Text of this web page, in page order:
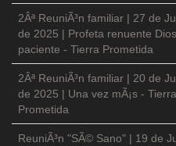
2Âª ReuniÃ³n familiar | 27 de
de 2025 | Profeta renuente Dios
paciente - Tierra Prometida
2Âª ReuniÃ³n familiar | 20 de
de 2025 | Una vez mÃ¡s - Tierra
Prometida
ReuniÃ³n "SÃ© Sano" | 19 de